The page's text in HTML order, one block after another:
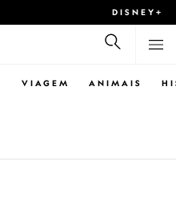
DISNEY+
VIAGEM ANIMAIS